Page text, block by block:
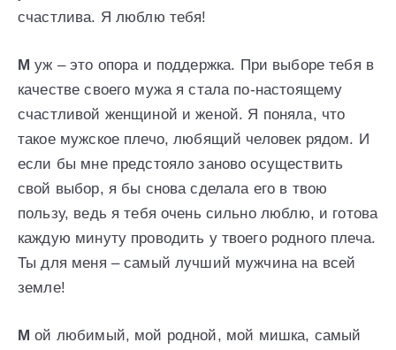
счастлива. Я люблю тебя!
М уж – это опора и поддержка. При выборе тебя в
качестве своего мужа я стала по-настоящему
счастливой женщиной и женой. Я поняла, что
такое мужское плечо, любящий человек рядом. И
если бы мне предстояло заново осуществить
свой выбор, я бы снова сделала его в твою
пользу, ведь я тебя очень сильно люблю, и готова
каждую минуту проводить у твоего родного плеча.
Ты для меня – самый лучший мужчина на всей
земле!
М ой любимый, мой родной, мой мишка, самый